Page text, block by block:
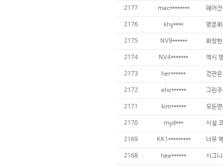
2177 mac********
2176 khy****
2175 NV9******
2174 NV4*******
2173 her******
2172 ehc******
2171 kim******
2170 myd***
2169 KK1*********
2168 hea******